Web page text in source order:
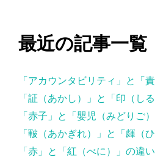
最近の記事一覧
「アカウンタビリティ」と「
「証（あかし）」と「印（し
「赤子」と「嬰児（みどりご
「皸（あかぎれ）」と「皹（
「赤」と「紅（べに）」の違い